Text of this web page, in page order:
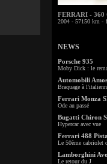
FERRARI - 360
2004 - 57150 km -
NEWS
Porsche 935
Moby Dick : le
Automobili
Braquage à
Ferrari Monza
Ode au passé
Bugatti Chiron
Hypercar avec vue
Ferrari 488
Le 50ème cabriolet
Lamborghini
Le retour du J